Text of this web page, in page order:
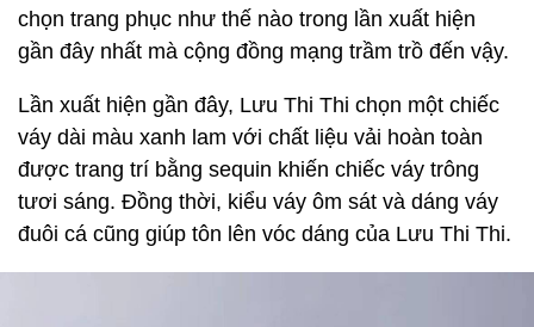
chọn trang phục như thế nào trong lần xuất hiện
gần đây nhất mà cộng đồng mạng trầm trồ đến vậy.
Lần xuất hiện gần đây, Lưu Thi Thi chọn một chiếc
váy dài màu xanh lam với chất liệu vải hoàn toàn
được trang trí bằng sequin khiến chiếc váy trông
tươi sáng. Đồng thời, kiểu váy ôm sát và dáng váy
đuôi cá cũng giúp tôn lên vóc dáng của Lưu Thi Thi.